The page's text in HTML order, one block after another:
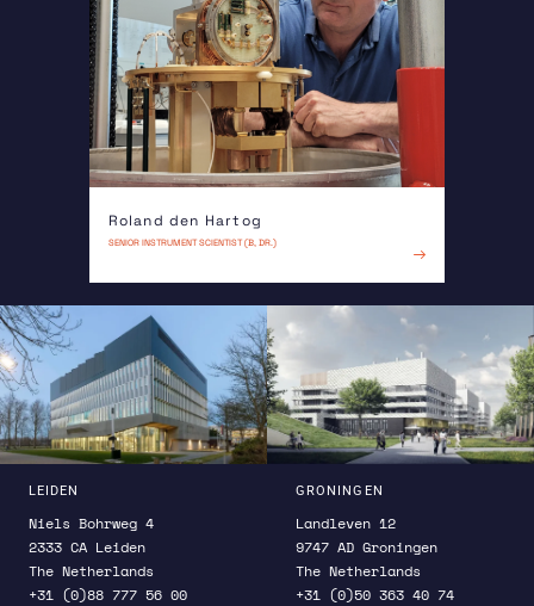
Dat ontwerp leidt echter niet tot een compact en
praktisch ruimte-instrument. Het telefoto
Willingale ontwerp geschetst in figuur 2b impliceert
een lengtevermindering met een factor ~500.
Roland den Hartog
SENIOR INSTRUMENT SCIENTIST (B, DR.)
LEES MEER
LEIDEN
Niels Bohrweg 4
2333 CA Leiden
The Netherlands
+31 (0)88 777 56 00
GRONINGEN
Landleven 12
9747 AD Groningen
The Netherlands
+31 (0)50 363 40 74